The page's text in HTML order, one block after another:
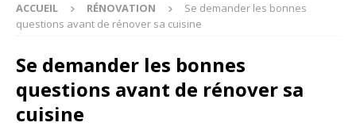
ACCUEIL RÉNOVATION
Se demander les bonnes
questions avant de rénover sa cuisine
Se demander les bonnes
questions avant de rénover sa
cuisine